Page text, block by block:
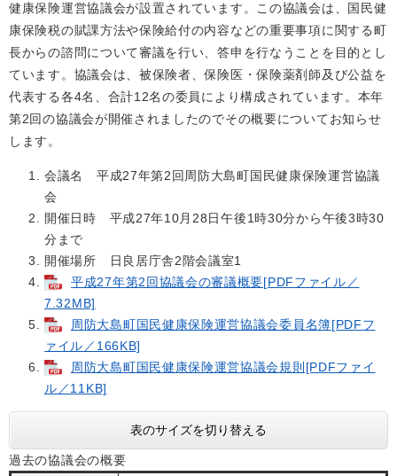
健康保険運営協議会が設置されています。この協議会は、国民健
康保険税の賦課方法や保険給付の内容などの重要事項に関する町
長からの諮問について審議を行い、答申を行なうことを目的とし
ています。協議会は、被保険者、保険医・保険薬剤師及び公益を
代表する各4名、合計12名の委員により構成されています。本年
第2回の協議会が開催されましたのでその概要についてお知らせ
します。
会議名 平成27年第2回周防大島町国民健康保険運営協議
会
開催日時 平成27年10月28日午後1時30分から午後3時30
分まで
開催場所 日良居庁舎2階会議室1
平成27年第2回協議会の審議概要[PDFファイル／
7.32MB]
周防大島町国民健康保険運営協議会委員名簿[PDFフ
ァイル／166KB]
周防大島町国民健康保険運営協議会規則[PDFファイ
ル／11KB]
表のサイズを切り替える
過去の協議会の概要